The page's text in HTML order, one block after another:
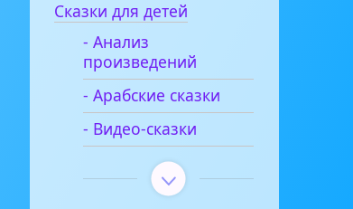
Сказки для детей
- Анализ
произведений
- Арабские сказки
- Видео-сказки